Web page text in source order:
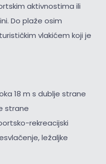
aktivnostima ili
Do plaže osim
vlakićem koji je
18 m s dublje strane
strane
rekreacijski
ležaljke